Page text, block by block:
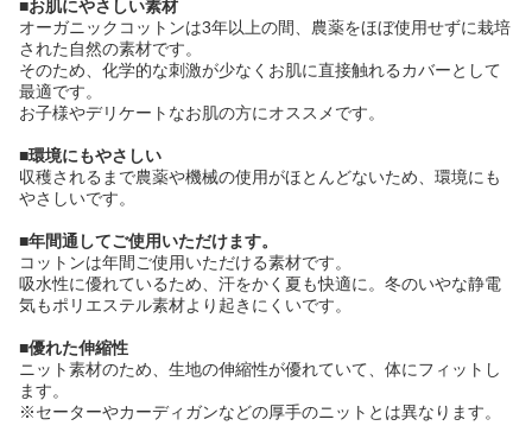
■お肌にやさしい素材
オーガニックコットンは3年以上の間、農薬をほぼ使用せずに栽培
された自然の素材です。
そのため、化学的な刺激が少なくお肌に直接触れるカバーとして
最適です。
お子様やデリケートなお肌の方にオススメです。
■環境にもやさしい
収穫されるまで農薬や機械の使用がほとんどないため、環境にも
やさしいです。
■年間通してご使用いただけます。
コットンは年間ご使用いただける素材です。
吸水性に優れているため、汗をかく夏も快適に。冬のいやな静電
気もポリエステル素材より起きにくいです。
■優れた伸縮性
ニット素材のため、生地の伸縮性が優れていて、体にフィットし
ます。
※セーターやカーディガンなどの厚手のニットとは異なります。